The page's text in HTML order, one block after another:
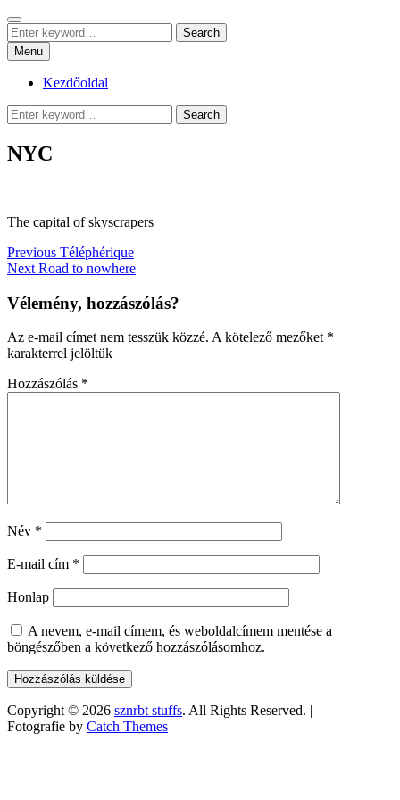
Skip
to
content
sznrbt stuffs
pár dolog, tőlem
Search
Search
for:
Search
Menu
Kezdőoldal
Search
for:
Search
NYC
The capital of skyscrapers
Bejegyzés
navigáció
Previous Previous
post:
Téléphérique
Next Next
Road to nowhere
Vélemény, hozzászólás?
Az e-mail címet nem tesszük közzé. A kötelező mezőket *
karakterrel jelöltük
Hozzászólás *
Név *
E-mail cím *
Honlap
A nevem, e-mail címem, és weboldalcímem mentése a
böngészőben a következő hozzászólásomhoz.
Copyright © 2026 sznrbt stuffs. All Rights Reserved. |
Fotografie by Catch Themes